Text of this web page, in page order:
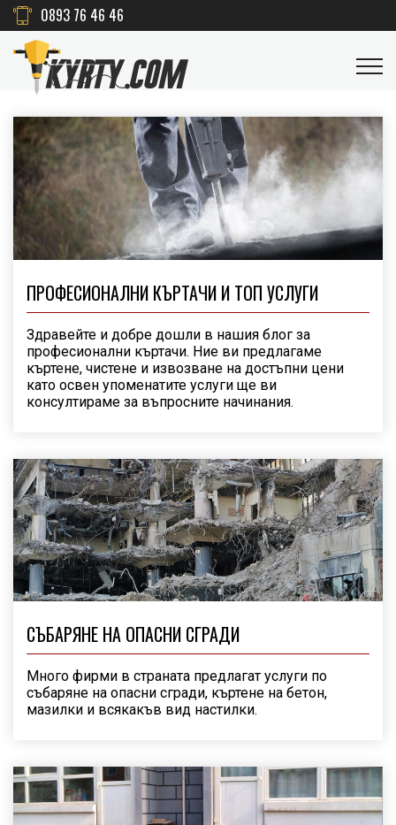
0893 76 46 46
ПРОФЕСИОНАЛНИ КЪРТАЧИ И ТОП УСЛУГИ
Здравейте и добре дошли в нашия блог за
професионални къртачи. Ние ви предлагаме
къртене, чистене и извозване на достъпни цени
като освен упоменатите услуги ще ви
консултираме за въпросните начинания.
СЪБАРЯНЕ НА ОПАСНИ СГРАДИ
Много фирми в страната предлагат услуги по
събаряне на опасни сгради, къртене на бетон,
мазилки и всякакъв вид настилки.